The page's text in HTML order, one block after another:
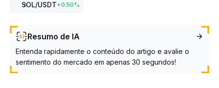
SOL/USDT+0.50%
Resumo de IA
Entenda rapidamente o conteúdo do artigo e avalie o
sentimento do mercado em apenas 30 segundos!